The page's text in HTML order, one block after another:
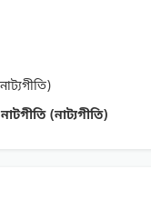
নাটগীতি (নাট্যগীতি)